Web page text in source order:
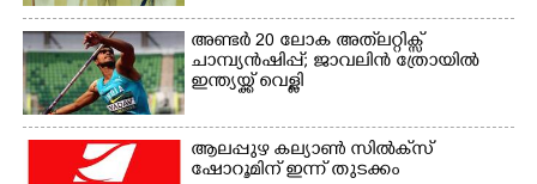
അണ്ടർ 20 ലോക അത്‌ലറ്റിക്സ്
ചാമ്പ്യൻഷിപ്പ്; ജാവലിൻ ത്രോയിൽ
ഇന്ത്യയ്ക്ക് വെള്ളി
ആലപ്പുഴ കല്യാൺ സിൽക്‌സ്
ഷോറൂമിന് ഇന്ന് തുടക്കം